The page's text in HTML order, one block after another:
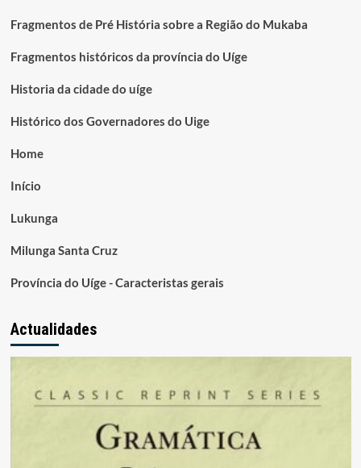
Fragmentos de Pré História sobre a Região do Mukaba
Fragmentos históricos da província do Uíge
Historia da cidade do uíge
Histórico dos Governadores do Uige
Home
Início
Lukunga
Milunga Santa Cruz
Província do Uíge - Caracteristas gerais
Actualidades